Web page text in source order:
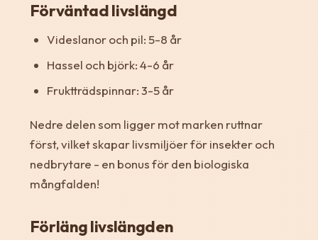
Förväntad livslängd
Videslanor och pil: 5-8 år
Hassel och björk: 4-6 år
Fruktträdspinnar: 3-5 år
Nedre delen som ligger mot marken ruttnar
först, vilket skapar livsmiljöer för insekter och
nedbrytare - en bonus för den biologiska
mångfalden!
Förläng livslängden